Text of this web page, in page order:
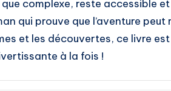
que complexe, reste accessible
qui prouve que l’aventure peut
et les découvertes, ce livre
à la fois !